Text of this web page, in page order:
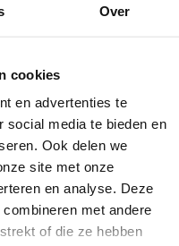
Over
cookies
en advertenties te
social media te bieden en
Ook delen we
site met onze
en analyse. Deze
met andere
of die ze hebben
KETTINGEN – BLACK